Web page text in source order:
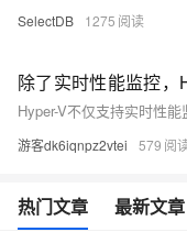
SelectDB 1275
游客dk6iqnpz2vtei 579
热门文章 最新文章